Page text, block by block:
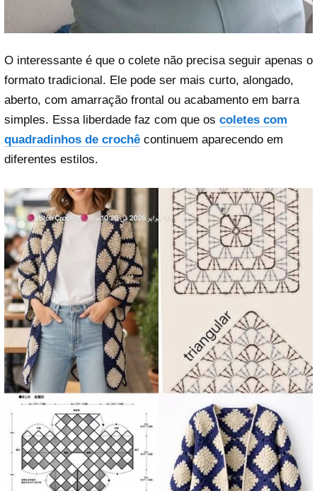
O interessante é que o colete não precisa seguir apenas o
formato tradicional. Ele pode ser mais curto, alongado,
aberto, com amarração frontal ou acabamento em barra
simples. Essa liberdade faz com que os coletes com
quadradinhos de crochê continuem aparecendo em
diferentes estilos.